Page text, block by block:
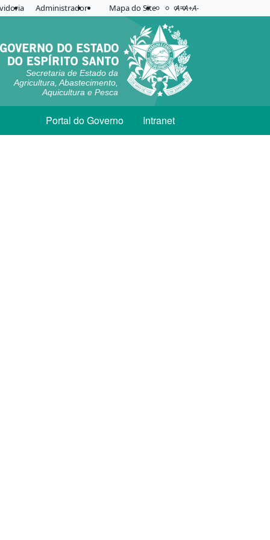
Administrador Mapa do Site Acessibilidade
Aplicar contraste
A=A+A-
Secretaria de Estado da
Agricultura, Abastecimento,
Aquicultura e Pesca
Portal do Governo Intranet